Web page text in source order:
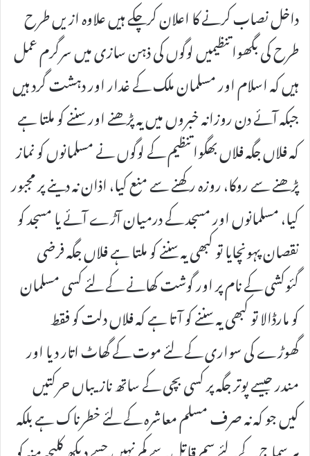
داخل نصاب کرنے کا اعلان کرچکے ہیں علاوہ ازیں طرح
طرح کی بگھوا تنظیمیں لوگوں کی ذہن سازی میں سرگرم عمل
ہیں کہ اسلام اور مسلمان ملک کے غدار اور دہشت گرد ہیں
جبکہ آئے دن روزانہ خبروں میں یہ پڑھنے اور سننے کو ملتا ہے
کہ فلاں جگہ فلاں بھگوا تنظیم کے لوگوں نے مسلمانوں کو نماز
پڑھنے سے روکا، روزہ رکھنے سے منع کیا، اذان نہ دینے پر مجبور
کیا، مسلمانوں اور مسجد کے درمیان آڑے آئے یا مسجد کو
نقصان پہونچایا تو کبھی یہ سننے کو ملتا ہے فلاں جگہ فرضی
گئوکشی کے نام پر اور گوشت کھانے کے لئے کسی مسلمان
کو مارڈالا تو کبھی یہ سننے کو آتا ہے کہ فلاں دلت کو فقط
گھوڑے کی سواری کے لئے موت کے گھاٹ اتار دیا اور
مندر جیسے پوتر جگہ پر کسی بچی کے ساتھ نازیباں حرکتیں
کیں جو کہ نہ صرف مسلم معاشرہ کے لئے خطرناک ہے بلکہ
ہر سماج کے لئے سم قاتل سے کم نہیں جسے دیکھ کلیجہ منہ کو